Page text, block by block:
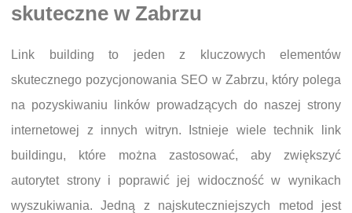
skuteczne w Zabrzu
Link building to jeden z kluczowych elementów
skutecznego pozycjonowania SEO w Zabrzu, który polega
na pozyskiwaniu linków prowadzących do naszej strony
internetowej z innych witryn. Istnieje wiele technik link
buildingu, które można zastosować, aby zwiększyć
autorytet strony i poprawić jej widoczność w wynikach
wyszukiwania. Jedną z najskuteczniejszych metod jest